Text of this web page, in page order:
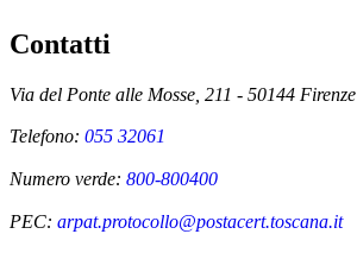
Contatti
Via del Ponte alle Mosse, 211 - 50144 Firenze
Telefono: 055 32061
Numero verde: 800-800400
PEC: arpat.protocollo@postacert.toscana.it